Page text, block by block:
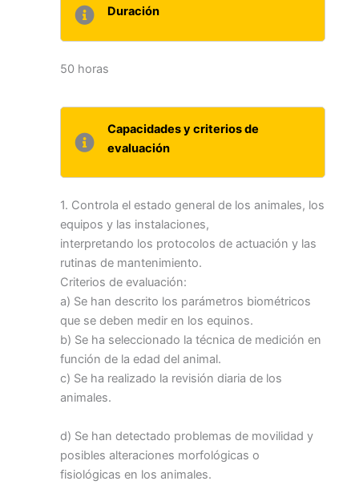
Duración
50 horas
Capacidades y criterios de
evaluación
1. Controla el estado general de los animales, los
equipos y las instalaciones,
interpretando los protocolos de actuación y las
rutinas de mantenimiento.
Criterios de evaluación:
a) Se han descrito los parámetros biométricos
que se deben medir en los equinos.
b) Se ha seleccionado la técnica de medición en
función de la edad del animal.
c) Se ha realizado la revisión diaria de los
animales.
d) Se han detectado problemas de movilidad y
posibles alteraciones morfológicas o
fisiológicas en los animales.